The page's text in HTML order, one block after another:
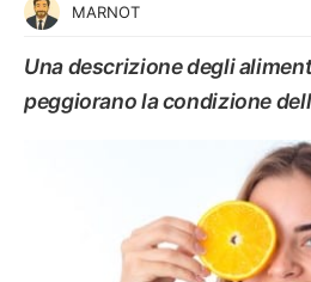
MARNOT
Una descrizione degli
peggiorano la condizione